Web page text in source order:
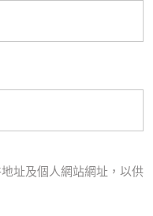
址及個人網站網址，以供